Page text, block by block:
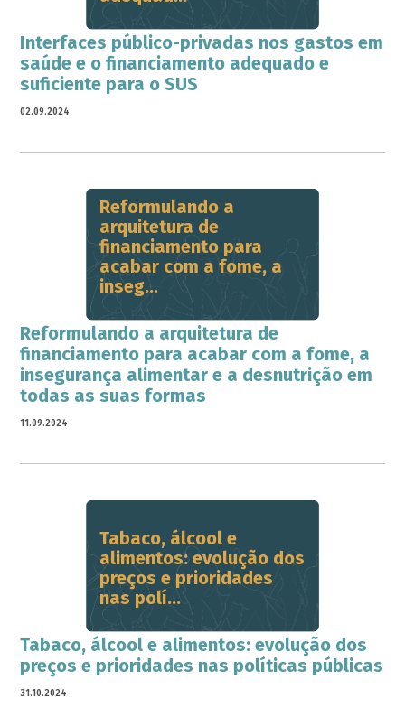
Interfaces público-privadas nos gastos em
saúde e o financiamento adequado e
suficiente para o SUS
02.09.2024
Reformulando a
arquitetura de
financiamento para
acabar com a fome, a
inseg...
Reformulando a arquitetura de
financiamento para acabar com a fome, a
insegurança alimentar e a desnutrição em
todas as suas formas
11.09.2024
Tabaco, álcool e
alimentos: evolução dos
preços e prioridades
nas polí...
Tabaco, álcool e alimentos: evolução dos
preços e prioridades nas políticas públicas
31.10.2024